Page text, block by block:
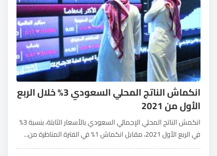
انكماش الناتج المحلي السعودي 3% خلال الربع
الأول من 2021
انكمش الناتج المحلي الإجمالي السعودي بالأسعار الثابتة، بنسبة 3%
في الربع الأول 2021، مقابل انكماش 1% في الفترة المناظرة من...